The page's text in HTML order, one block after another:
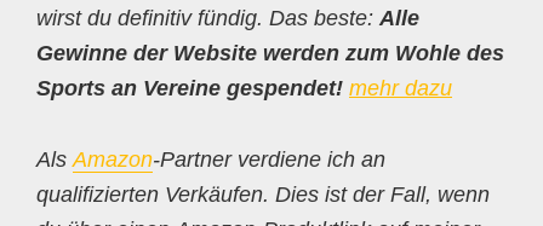
wirst du definitiv fündig. Das beste: Alle
Gewinne der Website werden zum Wohle des
Sports an Vereine gespendet! mehr dazu
AlsAmazon-Partner verdiene ich an
qualifizierten Verkäufen. Dies ist der Fall, wenn